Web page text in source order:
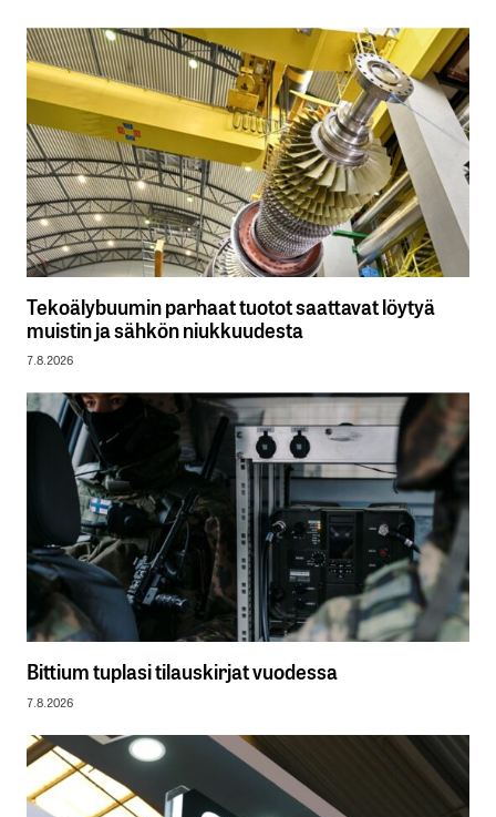
Tekoälybuumin parhaat tuotot saattavat löytyä
muistin ja sähkön niukkuudesta
7.8.2026
Bittium tuplasi tilauskirjat vuodessa
7.8.2026